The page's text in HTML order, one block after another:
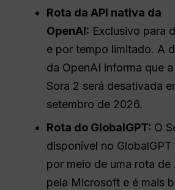
Rota da API nativa da
OpenAI: Exclusivo para
e por tempo limitado. A
da OpenAI informa que
Sora 2 será desativada
setembro de 2026.
Rota do GlobalGPT: O
disponível no
por meio de uma rota de
pela Microsoft e é mais